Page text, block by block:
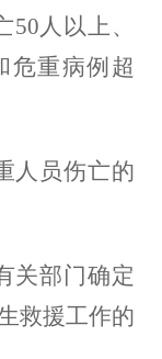
50人以上、
危重病例超
人员伤亡的
关部门确定
救援工作的